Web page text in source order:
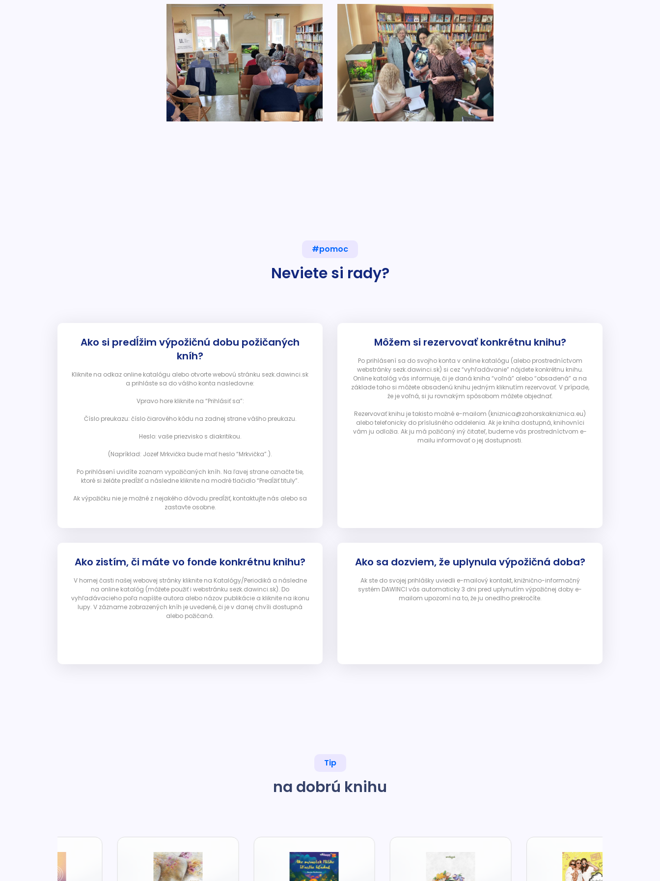
#pomoc
Neviete si rady?
Ako si predĺžim výpožičnú dobu požičaných
kníh?
Kliknite na odkaz online katalógu alebo otvorte webovú stránku sezk.dawinci.sk
a prihláste sa do vášho konta nasledovne:
Vpravo hore kliknite na “Prihlásiť sa”:
Číslo preukazu: číslo čiarového kódu na zadnej strane vášho preukazu.
Heslo: vaše priezvisko s diakritikou.
(Napríklad: Jozef Mrkvička bude mať heslo “Mrkvička”.).
Po prihlásení uvidíte zoznam vypožičaných kníh. Na ľavej strane označte tie,
ktoré si želáte predĺžiť a následne kliknite na modré tlačidlo “Predĺžiť tituly”.
Ak výpožičku nie je možné z nejakého dôvodu predĺžiť, kontaktujte nás alebo sa
zastavte osobne.
Môžem si rezervovať konkrétnu knihu?
Po prihlásení sa do svojho konta v online katalógu (alebo prostredníctvom
webstránky sezk.dawinci.sk) si cez “vyhľadávanie” nájdete konkrétnu knihu.
Online katalóg vás informuje, či je daná kniha “voľná” alebo “obsadená” a na
základe toho si môžete obsadenú knihu jedným kliknutím rezervovať. V prípade,
že je voľná, si ju rovnakým spôsobom môžete objednať.
Rezervovať knihu je takisto možné e-mailom (kniznica@zahorskakniznica.eu)
alebo telefonicky do príslušného oddelenia. Ak je kniha dostupná, knihovníci
vám ju odložia. Ak ju má požičaný iný čitateľ, budeme vás prostredníctvom e-
mailu informovať o jej dostupnosti.
Ako zistím, či máte vo fonde konkrétnu knihu?
V hornej časti našej webovej stránky kliknite na Katalógy/Periodiká a následne
na online katalóg (môžete použiť i webstránku sezk.dawinci.sk). Do
vyhľadávacieho poľa napíšte autora alebo názov publikácie a kliknite na ikonu
lupy. V zázname zobrazených kníh je uvedené, či je v danej chvíli dostupná
alebo požičaná.
Ako sa dozviem, že uplynula výpožičná doba?
Ak ste do svojej prihlášky uviedli e-mailový kontakt, knižnično-informačný
systém DAWINCI vás automaticky 3 dni pred uplynutím výpožičnej doby e-
mailom upozorní na to, že ju onedlho prekročíte.
Tip
na dobrú knihu